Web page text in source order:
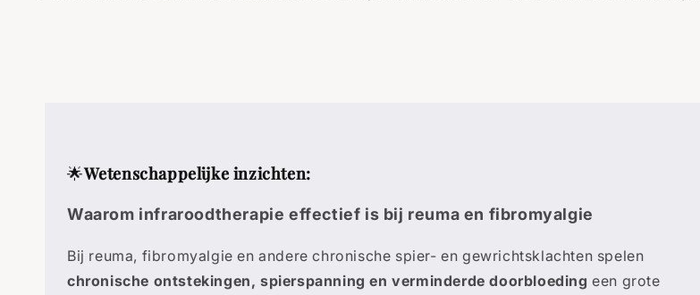
🌟Wetenschappelijke inzichten:
Waarom infraroodtherapie effectief is bij reuma en fibromyalgie
Bij reuma, fibromyalgie en andere chronische spier- en gewrichtsklachten spelen
chronische ontstekingen, spierspanning en verminderde doorbloeding een grote